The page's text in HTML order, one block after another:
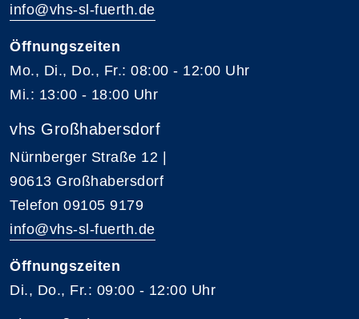
info@vhs-sl-fuerth.de
Öffnungszeiten
Mo., Di., Do., Fr.: 08:00 - 12:00 Uhr
Mi.: 13:00 - 18:00 Uhr
vhs Großhabersdorf
Nürnberger Straße 12 |
90613 Großhabersdorf
Telefon 09105 9179
info@vhs-sl-fuerth.de
Öffnungszeiten
Di., Do., Fr.: 09:00 - 12:00 Uhr